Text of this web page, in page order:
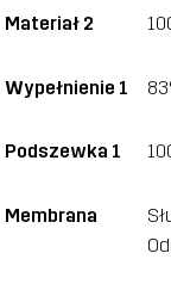
Materiał 2
Wypełnienie 1
Podszewka 1
Membrana